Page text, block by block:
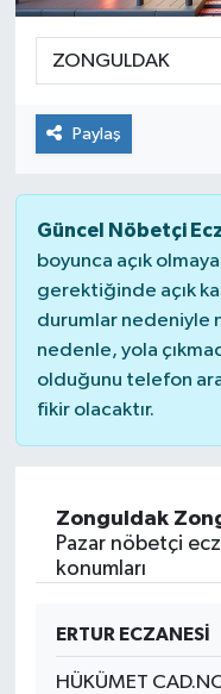
Paylaş
Güncel Nöbetçi
boyunca açık
gerektiğinde açık
durumlar nedeniyle
nedenle, yola
olduğunu telefon
fikir olacaktır.
Zonguldak
Pazar nöbetçi
konumları
ERTUR ECZANESİ
HÜKÜMET